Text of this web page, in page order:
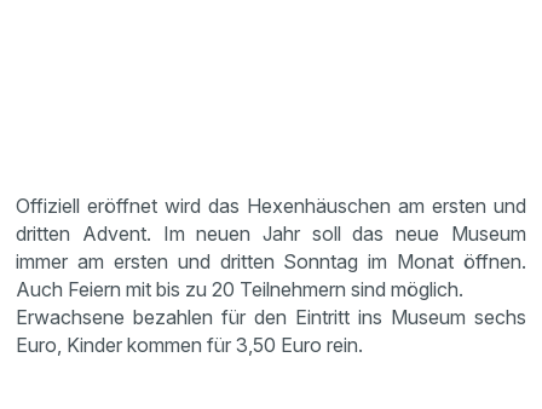
Offiziell eröffnet wird das Hexenhäuschen am ersten und
dritten Advent. Im neuen Jahr soll das neue Museum
immer am ersten und dritten Sonntag im Monat öffnen.
Auch Feiern mit bis zu 20 Teilnehmern sind möglich.
Erwachsene bezahlen für den Eintritt ins Museum sechs
Euro, Kinder kommen für 3,50 Euro rein.